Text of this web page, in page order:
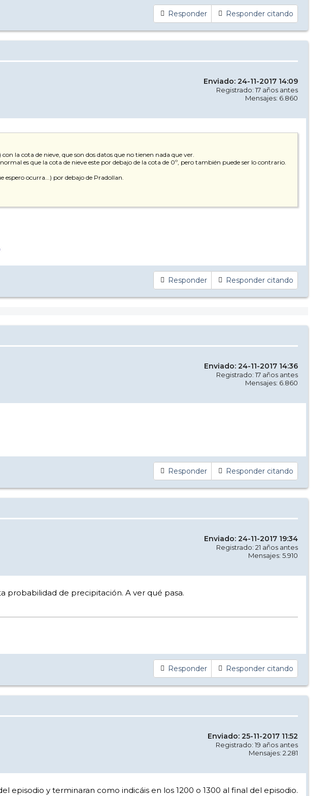
Responder Responder citando
Enviado: 24-11-2017 14:09
Registrado: 17 años antes
Mensajes: 6.860
la cota de nieve, que son dos datos que no tienen nada que ver.
es que la cota de nieve este por debajo de la cota de 0º, pero también puede ser lo contrario.
espero ocurra...) por debajo de Pradollan.
Responder Responder citando
Enviado: 24-11-2017 14:36
Registrado: 17 años antes
Mensajes: 6.860
Responder Responder citando
Enviado: 24-11-2017 19:34
Registrado: 21 años antes
Mensajes: 5.910
probabilidad de precipitación. A ver qué pasa.
Responder Responder citando
Enviado: 25-11-2017 11:52
Registrado: 19 años antes
Mensajes: 2.281
episodio y terminaran como indicáis en los 1200 o 1300 al final del episodio.